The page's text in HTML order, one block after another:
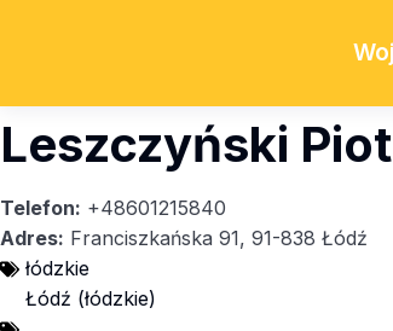
Leszczyński
Telefon: +48601215840
Adres: Franciszkańska 91, 91-838 Łódź
łódzkie
Łódź (łódzkie)